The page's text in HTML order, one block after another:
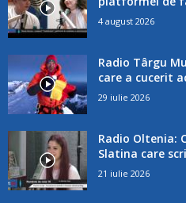
4 august 2026
Radio Târgu
care a cucerit
29 iulie 2026
Radio Oltenia:
Slatina care
21 iulie 2026